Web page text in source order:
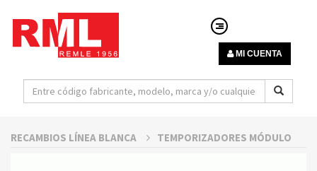
MI CUENTA
RECAMBIOS LÍNEA BLANCA TEMPORIZADORES MÓDULO